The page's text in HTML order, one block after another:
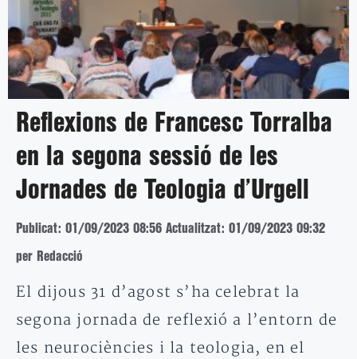
Reflexions de Francesc Torralba
en la segona sessió de les
Jornades de Teologia d’Urgell
Publicat: 01/09/2023 08:56 Actualitzat: 01/09/2023 09:32
per Redacció
El dijous 31 d’agost s’ha celebrat la
segona jornada de reflexió a l’entorn de
les neurociències i la teologia, en el